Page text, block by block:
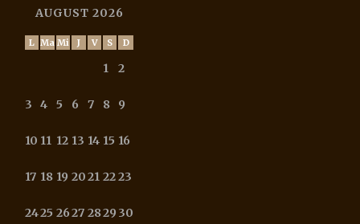
AUGUST 2026
L Ma Mi J V S D
1 2
3 4 5 6 7 8 9
10 11 12 13 14 15 16
17 18 19 2021 2223
2425 2627 2829 30